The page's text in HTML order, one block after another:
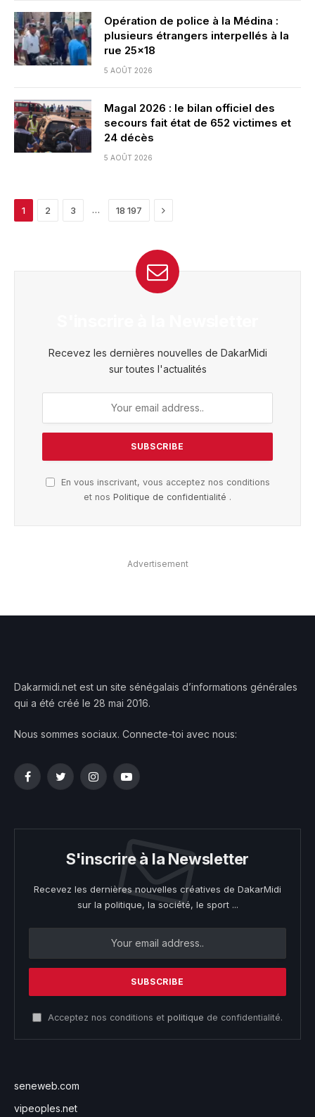
Opération de police à la Médina :
plusieurs étrangers interpellés à la
rue 25×18
5 AOÛT 2026
Magal 2026 : le bilan officiel des
secours fait état de 652 victimes et
24 décès
5 AOÛT 2026
1 2 3 … 18 197 Next
Recevez les dernières nouvelles de DakarMidi
sur toutes l'actualités
En vous inscrivant, vous acceptez nos conditions
et nos Politique de confidentialité .
Advertisement
Dakarmidi.net est un site sénégalais d’informations générales
qui a été créé le 28 mai 2016.
Nous sommes sociaux. Connecte-toi avec nous:
FacebookTwitterInstagramYouTube
S'inscrire à la Newsletter
Recevez les dernières nouvelles créatives de DakarMidi
sur la politique, la société, le sport ...
Acceptez nos conditions et politique de confidentialité.
seneweb.com
vipeoples.net